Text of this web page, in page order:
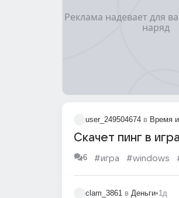
user_249504674 в Время
Скачет пинг в
6 #игра #windows
clam_3861 в Деньги•1д